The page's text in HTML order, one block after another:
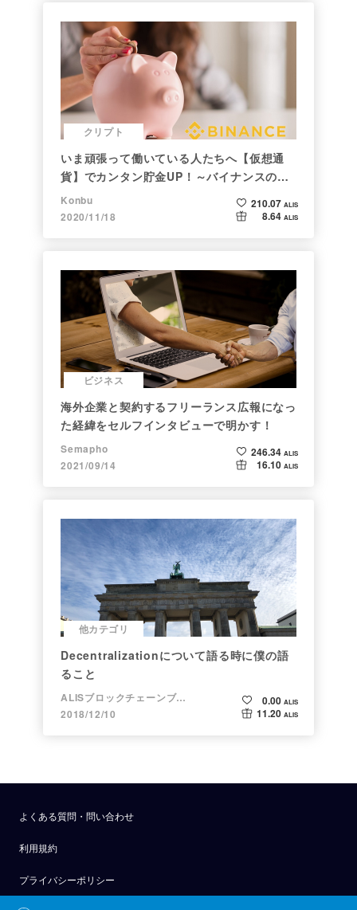
クリプト
いま頑張って働いている人たちへ【仮想通
貨】でカンタン貯金UP！～バイナンスの使
い方初心者編～
Konbu
2020/11/18
210.07 ALIS
8.64 ALIS
ビジネス
海外企業と契約するフリーランス広報になっ
た経緯をセルフインタビューで明かす！
Semapho
2021/09/14
246.34 ALIS
16.10 ALIS
他カテゴリ
Decentralizationについて語る時に僕の語
ること
ALISブロックチェーンブログ
2018/12/10
0.00 ALIS
11.20 ALIS
よくある質問・問い合わせ
利用規約
プライバシーポリシー